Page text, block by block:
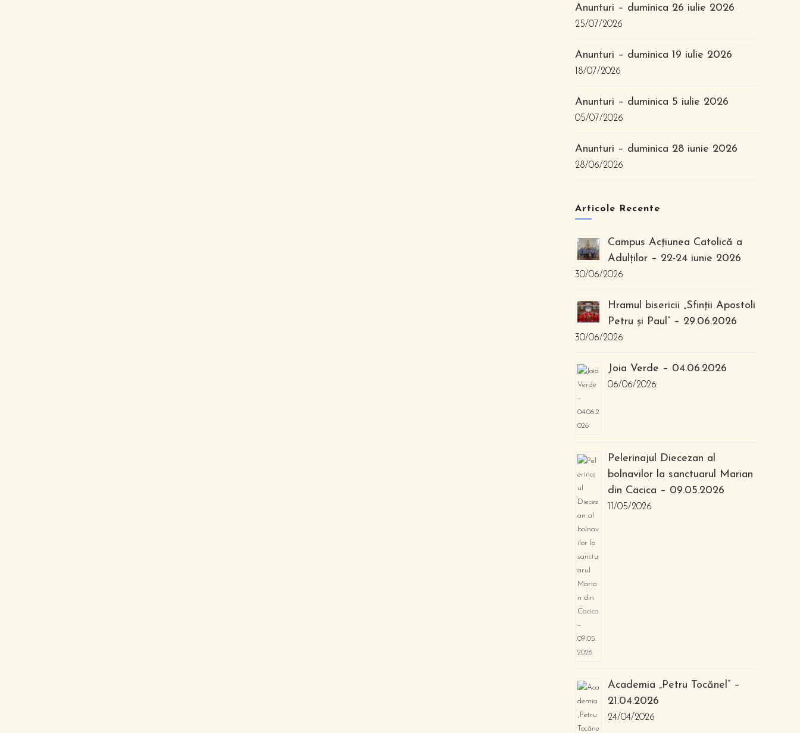
Anunturi – duminica 26 iulie 2026
25/07/2026
Anunturi – duminica 19 iulie 2026
18/07/2026
Anunturi – duminica 5 iulie 2026
05/07/2026
Anunturi – duminica 28 iunie 2026
28/06/2026
Articole Recente
Campus Acțiunea Catolică a
Adulților – 22-24 iunie 2026
30/06/2026
Hramul bisericii „Sfinții Apostoli
Petru și Paul” – 29.06.2026
30/06/2026
Joia Verde – 04.06.2026
06/06/2026
Pelerinajul Diecezan al
bolnavilor la sanctuarul Marian
din Cacica – 09.05.2026
11/05/2026
Academia „Petru Tocănel” –
21.04.2026
24/04/2026